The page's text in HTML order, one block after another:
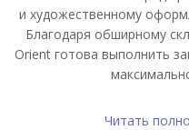
и художественному
Благодаря обширному
Orient готова выполнить
Читать